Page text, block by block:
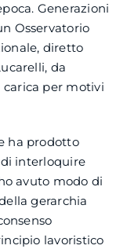
Generazioni
Osservatorio
diretto
da
per motivi
ha prodotto
interloquire
avuto modo di
gerarchia
lavoristico